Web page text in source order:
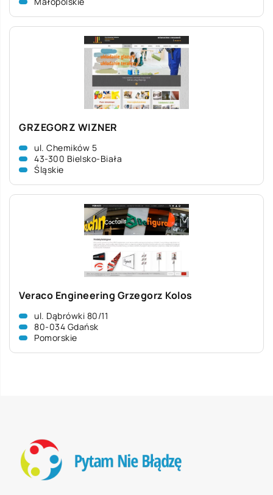
GRZEGORZ WIZNER
ul. Chemików 5
43-300 Bielsko-Biała
Śląskie
Veraco Engineering Grzegorz Kolos
ul. Dąbrówki 80/11
80-034 Gdańsk
Pomorskie